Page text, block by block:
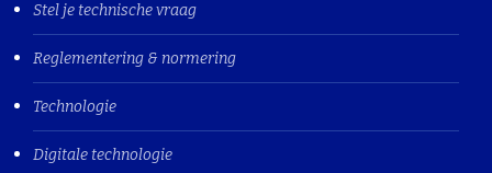
Stel je technische vraag
Reglementering & normering
Technologie
Digitale technologie